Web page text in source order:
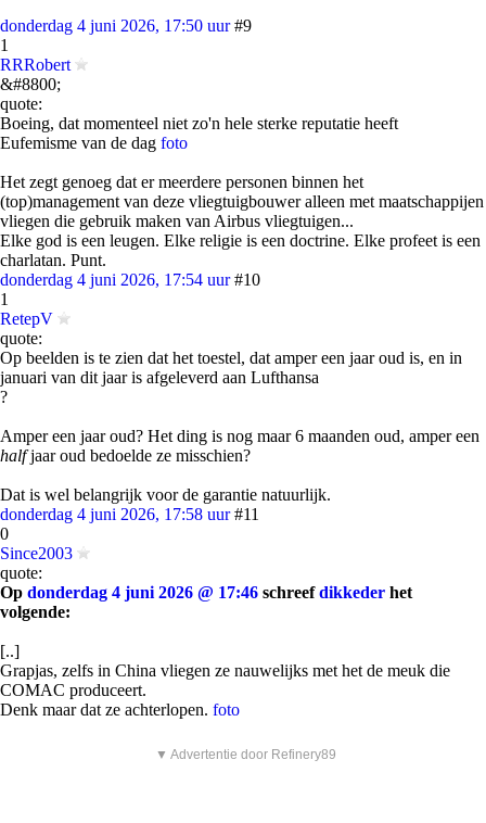
donderdag 4 juni 2026, 17:50 uur #9
1
RRRobert
&#8800;
quote:
Boeing, dat momenteel niet zo'n hele sterke reputatie heeft
Eufemisme van de dag foto
Het zegt genoeg dat er meerdere personen binnen het
(top)management van deze vliegtuigbouwer alleen met maatschappijen
vliegen die gebruik maken van Airbus vliegtuigen...
Elke god is een leugen. Elke religie is een doctrine. Elke profeet is een
charlatan. Punt.
donderdag 4 juni 2026, 17:54 uur #10
1
RetepV
quote:
Op beelden is te zien dat het toestel, dat amper een jaar oud is, en in
januari van dit jaar is afgeleverd aan Lufthansa
?
Amper een jaar oud? Het ding is nog maar 6 maanden oud, amper een
halfjaar oud bedoelde ze misschien?
Dat is wel belangrijk voor de garantie natuurlijk.
donderdag 4 juni 2026, 17:58 uur #11
0
Since2003
quote:
Op donderdag 4 juni 2026 @ 17:46 schreefdikkeder het
volgende:
[..]
Grapjas, zelfs in China vliegen ze nauwelijks met het de meuk die
COMAC produceert.
Denk maar dat ze achterlopen. foto
▼ Advertentie door Refinery89